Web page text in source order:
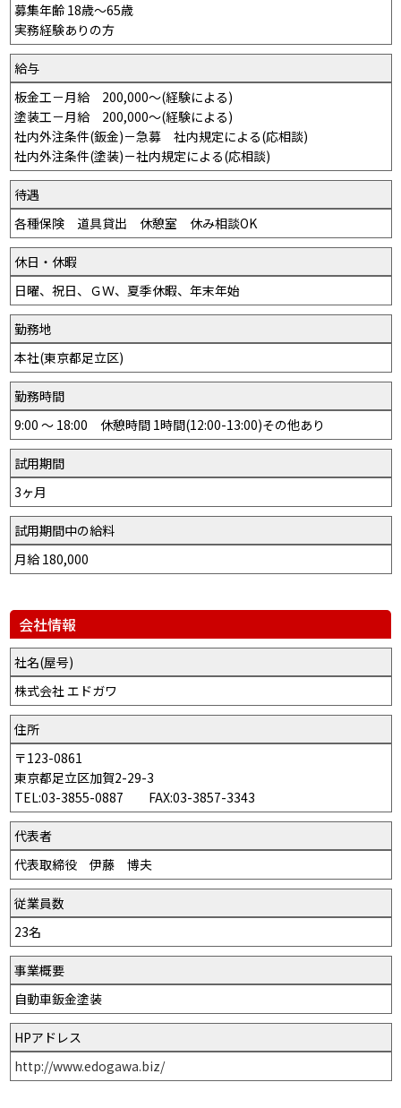
募集年齢 18歳～65歳
実務経験ありの方
給与
板金工－月給 200,000〜(経験による)
塗装工－月給 200,000〜(経験による)
社内外注条件(鈑金)－急募 社内規定による(応相談)
社内外注条件(塗装)－社内規定による(応相談)
待遇
各種保険 道具貸出 休憩室 休み相談OK
休日・休暇
日曜、祝日、ＧＷ、夏季休暇、年末年始
勤務地
本社(東京都足立区)
勤務時間
9:00 ～ 18:00 休憩時間 1時間(12:00-13:00)その他あり
試用期間
3ヶ月
試用期間中の給料
月給 180,000
会社情報
社名(屋号)
株式会社 エドガワ
住所
〒123-0861
東京都足立区加賀2-29-3
TEL:03-3855-0887 FAX:03-3857-3343
代表者
代表取締役 伊藤 博夫
従業員数
23名
事業概要
自動車鈑金塗装
HPアドレス
http://www.edogawa.biz/